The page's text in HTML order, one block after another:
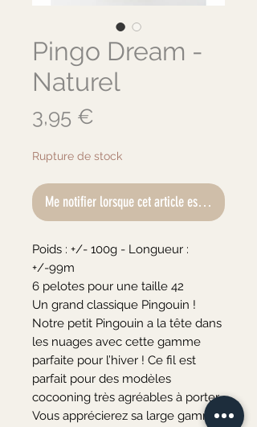
Pingo Dream -
Naturel
3,95 €
Rupture de stock
Me notifier lorsque cet article est disponible
Poids : +/- 100g - Longueur :
+/-99m
6 pelotes pour une taille 42
Un grand classique Pingouin !
Notre petit Pingouin a la tête dans
les nuages avec cette gamme
parfaite pour l’hiver ! Ce fil est
parfait pour des modèles
cocooning très agréables à porter.
Vous apprécierez sa large gamme